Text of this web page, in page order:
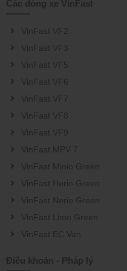
Các dòng xe VinFast
VinFast VF2
VinFast VF3
VinFast VF5
VinFast VF6
VinFast VF7
VinFast VF8
VinFast VF9
VinFast MPV 7
VinFast Minio Green
VinFast Herio Green
VinFast Nerio Green
VinFast Limo Green
VinFast EC Van
Điều khoản - Pháp lý